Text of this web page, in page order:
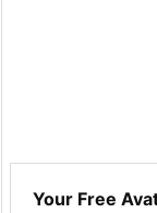
Your Free